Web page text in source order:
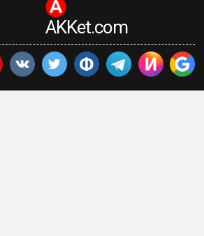
AKKet.com